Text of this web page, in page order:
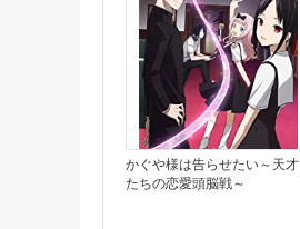
かぐや様は告らせたい～天才
たちの恋愛頭脳戦～